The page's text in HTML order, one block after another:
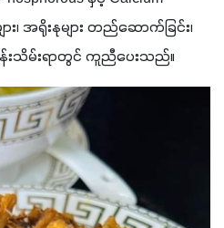
ရိုးနုများ တည်ဆောက်ခြင်း၊
န်းသိမ်းရာတွင် ကူညီပေးသည်။